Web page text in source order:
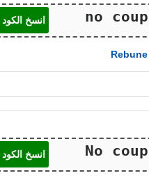
انسخ الكود
انسخ الكود